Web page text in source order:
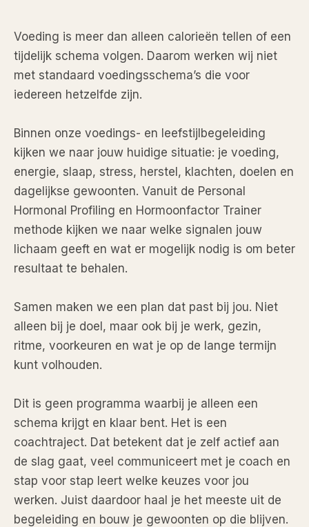
Voeding is meer dan alleen calorieën tellen of een
tijdelijk schema volgen. Daarom werken wij niet
met standaard voedingsschema’s die voor
iedereen hetzelfde zijn.
Binnen onze voedings- en leefstijlbegeleiding
kijken we naar jouw huidige situatie: je voeding,
energie, slaap, stress, herstel, klachten, doelen en
dagelijkse gewoonten. Vanuit de Personal
Hormonal Profiling en Hormoonfactor Trainer
methode kijken we naar welke signalen jouw
lichaam geeft en wat er mogelijk nodig is om beter
resultaat te behalen.
Samen maken we een plan dat past bij jou. Niet
alleen bij je doel, maar ook bij je werk, gezin,
ritme, voorkeuren en wat je op de lange termijn
kunt volhouden.
Dit is geen programma waarbij je alleen een
schema krijgt en klaar bent. Het is een
coachtraject. Dat betekent dat je zelf actief aan
de slag gaat, veel communiceert met je coach en
stap voor stap leert welke keuzes voor jou
werken. Juist daardoor haal je het meeste uit de
begeleiding en bouw je gewoonten op die blijven.